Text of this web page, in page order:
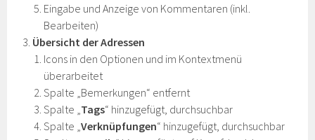
Eingabe und Anzeige von Kommentaren (inkl.
Bearbeiten)
Übersicht der Adressen
Icons in den Optionen und im Kontextmenü
überarbeitet
Spalte „Bemerkungen“ entfernt
Spalte „Tags“ hinzugefügt, durchsuchbar
Spalte „Verknüpfungen“ hinzugefügt, durchsuchbar